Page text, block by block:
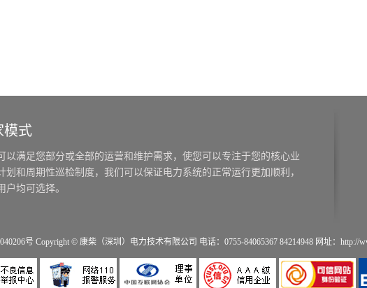
模式
号 Copyright © 康柴（深圳）电力技术有限公司 电话：0755-84065367 84214948 网址：http://